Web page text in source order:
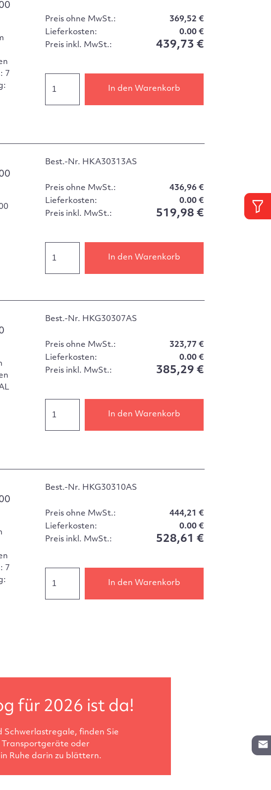
7
Preis ohne MwSt.:
369,52 €
Lieferkosten:
0.00 €
Preis inkl. MwSt.:
439,73 €
In den Warenkorb
Best.-Nr. HKA30313AS
Preis ohne MwSt.:
436,96 €
Lieferkosten:
0.00 €
Preis inkl. MwSt.:
519,98 €
In den Warenkorb
Best.-Nr. HKG30307AS
Preis ohne MwSt.:
323,77 €
Lieferkosten:
0.00 €
Preis inkl. MwSt.:
385,29 €
In den Warenkorb
7
Best.-Nr. HKG30310AS
Preis ohne MwSt.:
444,21 €
Lieferkosten:
0.00 €
Preis inkl. MwSt.:
528,61 €
In den Warenkorb
für 2026 ist da!
Schwerlastregale, finden Sie
Transportgeräte oder
Ruhe darin zu blättern.